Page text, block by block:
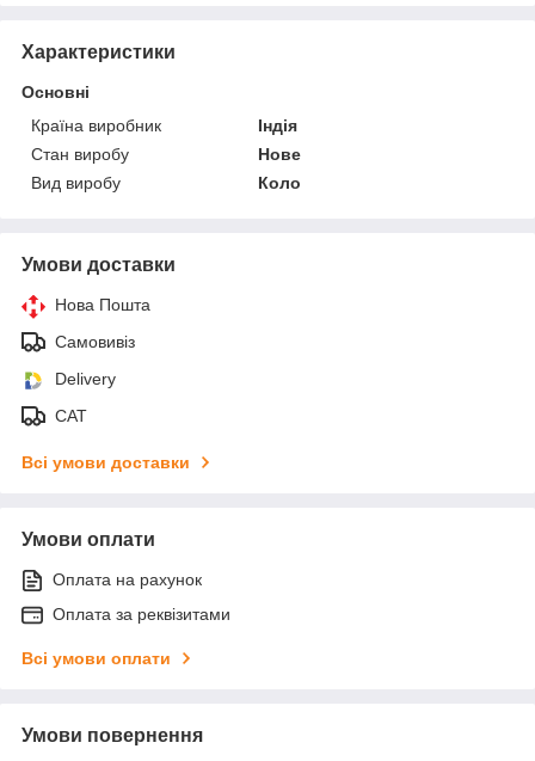
Характеристики
Основні
Країна виробник
Індія
Стан виробу
Нове
Вид виробу
Коло
Умови доставки
Нова Пошта
Самовивіз
Delivery
САТ
Всі умови доставки
Умови оплати
Оплата на рахунок
Оплата за реквізитами
Всі умови оплати
Умови повернення